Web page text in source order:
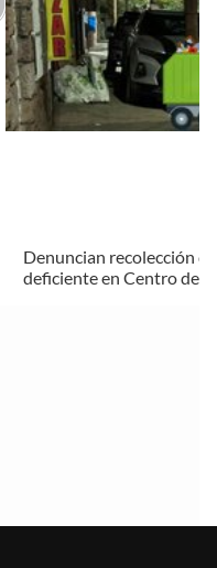
Denuncian recolección
deficiente en Centro de